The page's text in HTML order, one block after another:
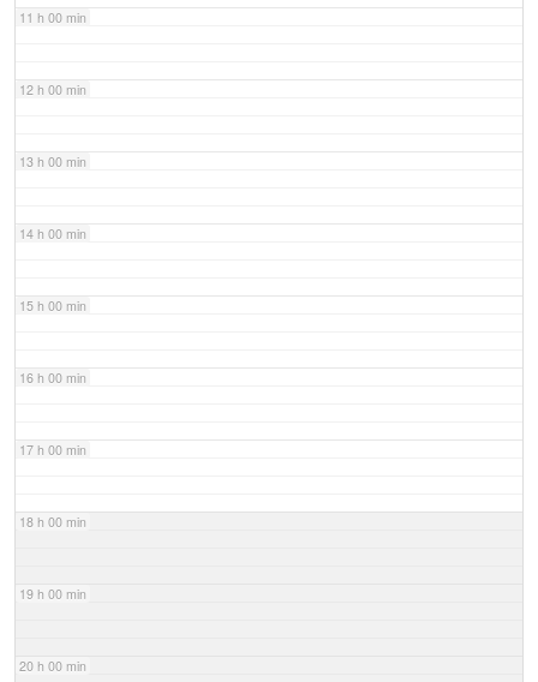
11 h 00 min
12 h 00 min
13 h 00 min
14 h 00 min
15 h 00 min
16 h 00 min
17 h 00 min
18 h 00 min
19 h 00 min
20 h 00 min